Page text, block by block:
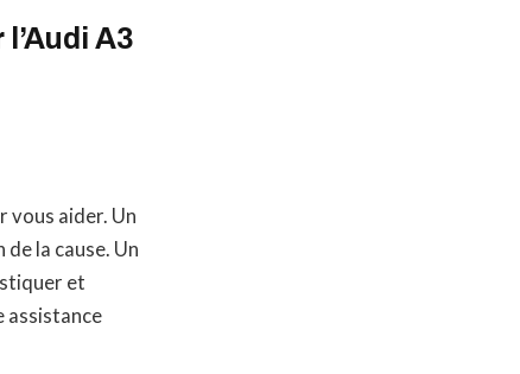
A3
vous aider. Un
la cause. Un
et
assistance